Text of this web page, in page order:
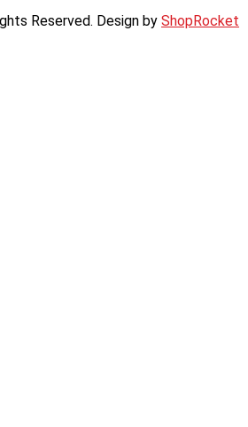
Reserved. Design by ShopRocket